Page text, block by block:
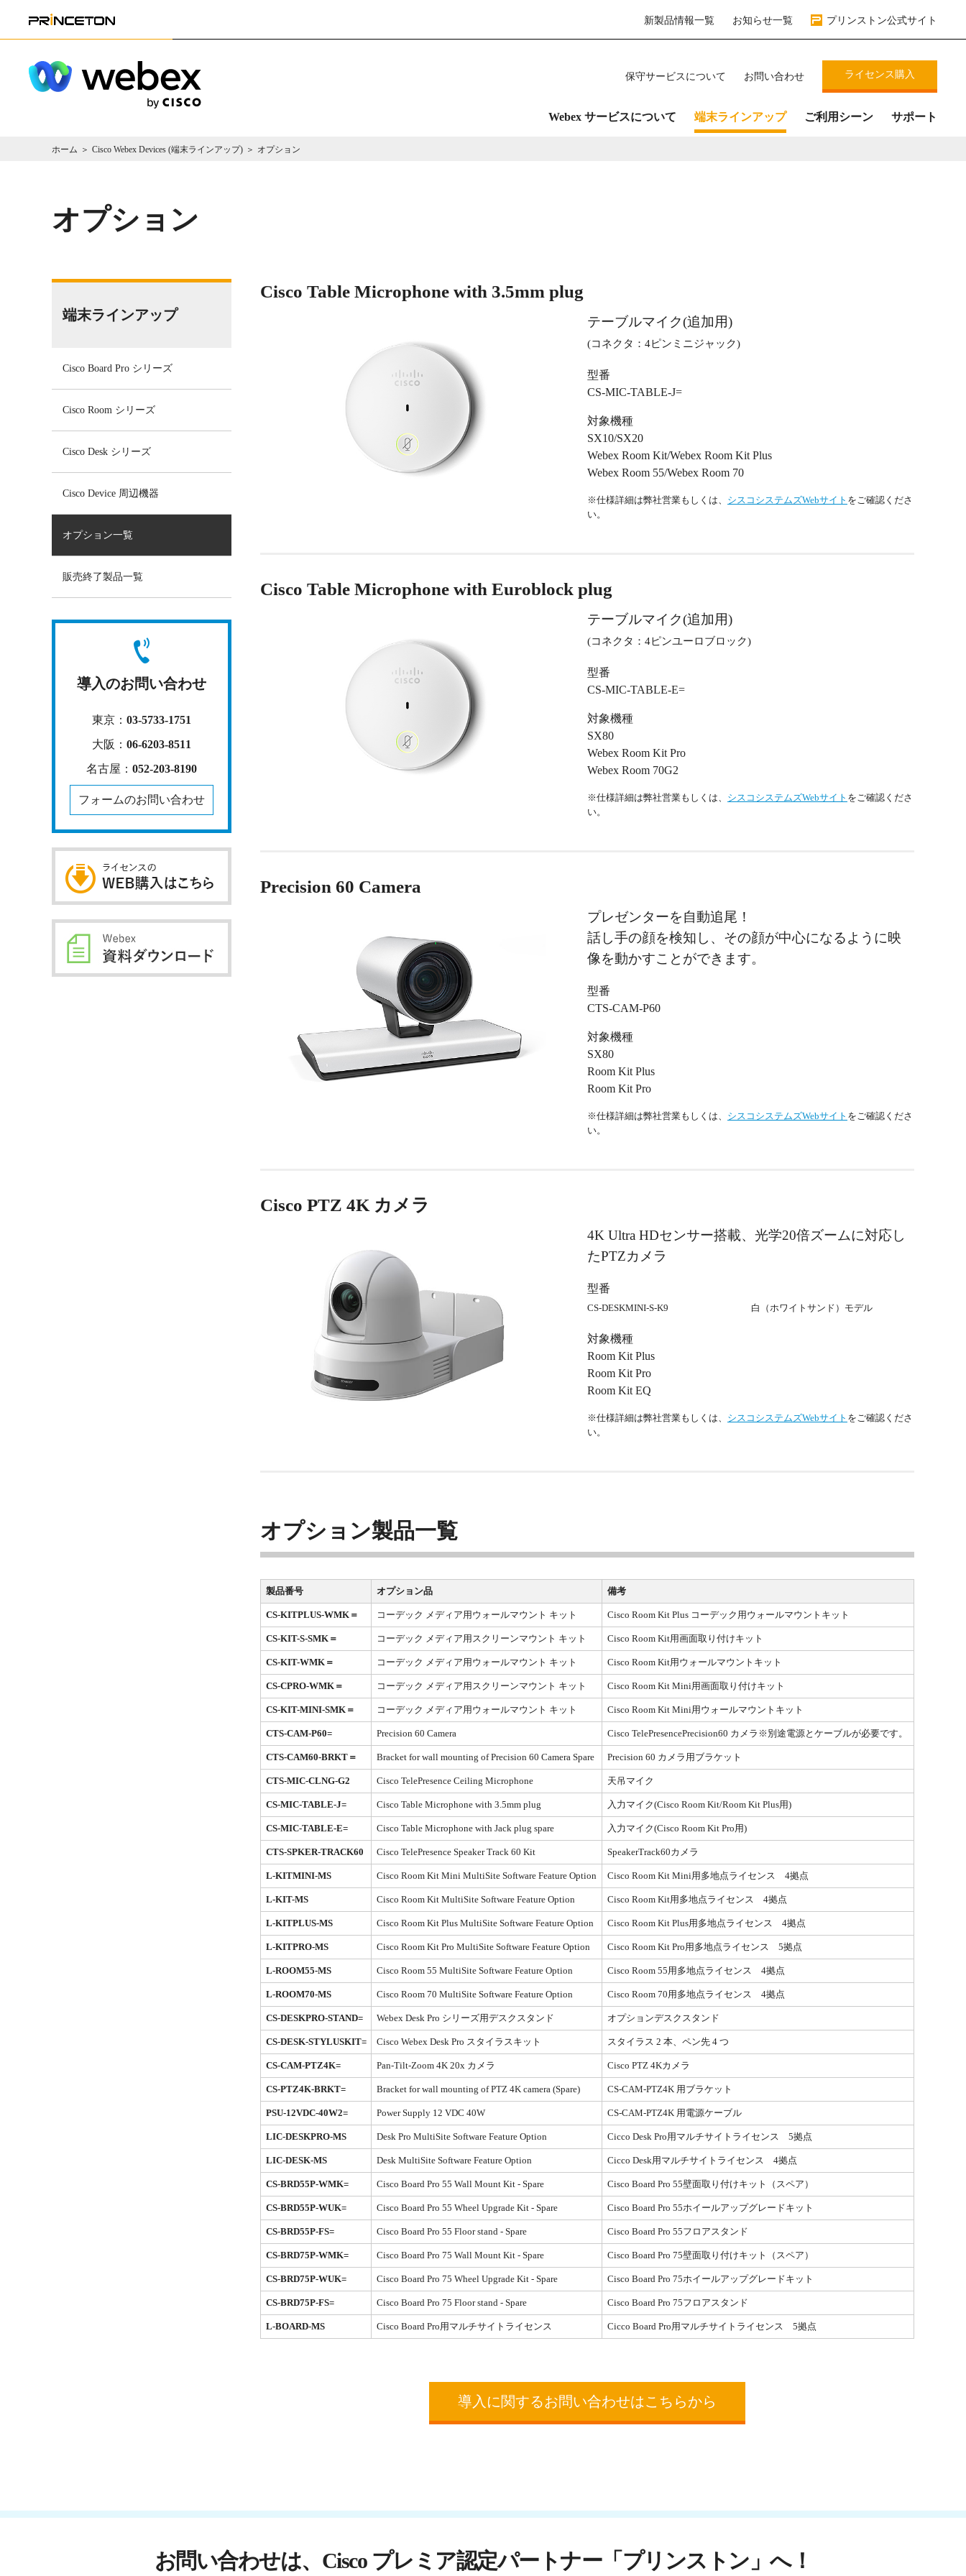
新製品情報一覧 お知らせ一覧 プリンストン公式サイト
保守サービスについて お問い合わせ ライセンス購入
Webex サービスについて 端末ラインアップ ご利用シーン サポート
ホーム Cisco Webex Devices (端末ラインアップ) オプション
オプション
Cisco Table Microphone with 3.5mm plug
テーブルマイク(追加用)
(コネクタ：4ピンミニジャック)
型番
CS-MIC-TABLE-J=
対象機種
SX10/SX20
Webex Room Kit/Webex Room Kit Plus
Webex Room 55/Webex Room 70
※仕様詳細は弊社営業もしくは、 シスコシステムズWebサイト をご確認くださ
い。
Cisco Table Microphone with Euroblock plug
テーブルマイク(追加用)
(コネクタ：4ピンユーロブロック)
型番
CS-MIC-TABLE-E=
対象機種
SX80
Webex Room Kit Pro
Webex Room 70G2
※仕様詳細は弊社営業もしくは、 シスコシステムズWebサイト をご確認くださ
い。
Precision 60 Camera
プレゼンターを自動追尾！
話し手の顔を検知し、その顔が中心になるように映
像を動かすことができます。
型番
CTS-CAM-P60
対象機種
SX80
Room Kit Plus
Room Kit Pro
※仕様詳細は弊社営業もしくは、 シスコシステムズWebサイト をご確認くださ
い。
Cisco PTZ 4K カメラ
4K Ultra HDセンサー搭載、光学20倍ズームに対応し
たPTZカメラ
型番
CS-DESKMINI-S-K9 白（ホワイトサンド）モデル
対象機種
Room Kit Plus
Room Kit Pro
Room Kit EQ
※仕様詳細は弊社営業もしくは、 シスコシステムズWebサイト をご確認くださ
い。
オプション製品一覧
製品番号 オプション品 備考
CS-KITPLUS-WMK＝ コーデック メディア用ウォールマウント キット Cisco Room Kit Plus コーデック用ウォールマウントキット
CS-KIT-S-SMK＝ コーデック メディア用スクリーンマウント キット Cisco Room Kit用画面取り付けキット
CS-KIT-WMK＝ コーデック メディア用ウォールマウント キット Cisco Room Kit用ウォールマウントキット
CS-CPRO-WMK＝ コーデック メディア用スクリーンマウント キット Cisco Room Kit Mini用画面取り付けキット
CS-KIT-MINI-SMK＝ コーデック メディア用ウォールマウント キット Cisco Room Kit Mini用ウォールマウントキット
CTS-CAM-P60= Precision 60 Camera Cisco TelePresencePrecision60 カメラ※別途電源とケーブルが必要です。
CTS-CAM60-BRKT＝ Bracket for wall mounting of Precision 60 Camera Spare Precision 60 カメラ用ブラケット
CTS-MIC-CLNG-G2 Cisco TelePresence Ceiling Microphone 天吊マイク
CS-MIC-TABLE-J= Cisco Table Microphone with 3.5mm plug 入力マイク(Cisco Room Kit/Room Kit Plus用)
CS-MIC-TABLE-E= Cisco Table Microphone with Jack plug spare 入力マイク(Cisco Room Kit Pro用)
CTS-SPKER-TRACK60 Cisco TelePresence Speaker Track 60 Kit SpeakerTrack60カメラ
L-KITMINI-MS Cisco Room Kit Mini MultiSite Software Feature Option Cisco Room Kit Mini用多地点ライセンス 4拠点
L-KIT-MS Cisco Room Kit MultiSite Software Feature Option Cisco Room Kit用多地点ライセンス 4拠点
L-KITPLUS-MS Cisco Room Kit Plus MultiSite Software Feature Option Cisco Room Kit Plus用多地点ライセンス 4拠点
L-KITPRO-MS Cisco Room Kit Pro MultiSite Software Feature Option Cisco Room Kit Pro用多地点ライセンス 5拠点
L-ROOM55-MS Cisco Room 55 MultiSite Software Feature Option Cisco Room 55用多地点ライセンス 4拠点
L-ROOM70-MS Cisco Room 70 MultiSite Software Feature Option Cisco Room 70用多地点ライセンス 4拠点
CS-DESKPRO-STAND= Webex Desk Pro シリーズ用デスクスタンド オプションデスクスタンド
CS-DESK-STYLUSKIT= Cisco Webex Desk Pro スタイラスキット スタイラス 2 本、ペン先 4 つ
CS-CAM-PTZ4K= Pan-Tilt-Zoom 4K 20x カメラ Cisco PTZ 4Kカメラ
CS-PTZ4K-BRKT= Bracket for wall mounting of PTZ 4K camera (Spare) CS-CAM-PTZ4K 用ブラケット
PSU-12VDC-40W2= Power Supply 12 VDC 40W CS-CAM-PTZ4K 用電源ケーブル
LIC-DESKPRO-MS Desk Pro MultiSite Software Feature Option Cicco Desk Pro用マルチサイトライセンス 5拠点
LIC-DESK-MS Desk MultiSite Software Feature Option Cicco Desk用マルチサイトライセンス 4拠点
CS-BRD55P-WMK= Cisco Board Pro 55 Wall Mount Kit - Spare Cisco Board Pro 55壁面取り付けキット（スペア）
CS-BRD55P-WUK= Cisco Board Pro 55 Wheel Upgrade Kit - Spare Cisco Board Pro 55ホイールアップグレードキット
CS-BRD55P-FS= Cisco Board Pro 55 Floor stand - Spare Cisco Board Pro 55フロアスタンド
CS-BRD75P-WMK= Cisco Board Pro 75 Wall Mount Kit - Spare Cisco Board Pro 75壁面取り付けキット（スペア）
CS-BRD75P-WUK= Cisco Board Pro 75 Wheel Upgrade Kit - Spare Cisco Board Pro 75ホイールアップグレードキット
CS-BRD75P-FS= Cisco Board Pro 75 Floor stand - Spare Cisco Board Pro 75フロアスタンド
L-BOARD-MS Cisco Board Pro用マルチサイトライセンス Cicco Board Pro用マルチサイトライセンス 5拠点
導入に関するお問い合わせはこちらから
端末ラインアップ
Cisco Board Pro シリーズ
Cisco Room シリーズ
Cisco Desk シリーズ
Cisco Device 周辺機器
オプション一覧
販売終了製品一覧
導入のお問い合わせ
東京： 03-5733-1751
大阪： 06-6203-8511
名古屋： 052-203-8190
フォームのお問い合わせ
お問い合わせは、 Cisco プレミア認定パートナー「プリンストン」へ！